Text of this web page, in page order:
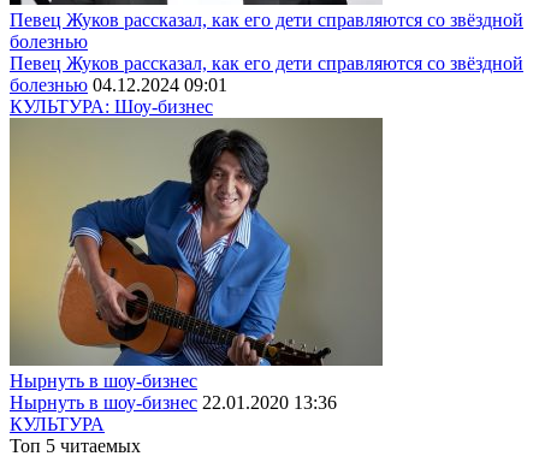
Певец Жуков рассказал, как его дети справляются со звёздной
болезнью
Певец Жуков рассказал, как его дети справляются со звёздной
болезнью 04.12.2024 09:01
КУЛЬТУРА: Шоу-бизнес
Нырнуть в шоу-бизнес
Нырнуть в шоу-бизнес 22.01.2020 13:36
КУЛЬТУРА
Топ 5 читаемых